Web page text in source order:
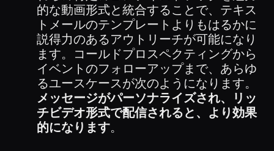
的な動画形式と統合することで、テキス
トメールのテンプレートよりもはるかに
説得力のあるアウトリーチが可能になり
ます。コールドプロスペクティングから
イベントのフォローアップまで、あらゆ
るユースケースが次のようになります。
メッセージがパーソナライズされ、リッ
チビデオ形式で配信されると、より効果
的になります。